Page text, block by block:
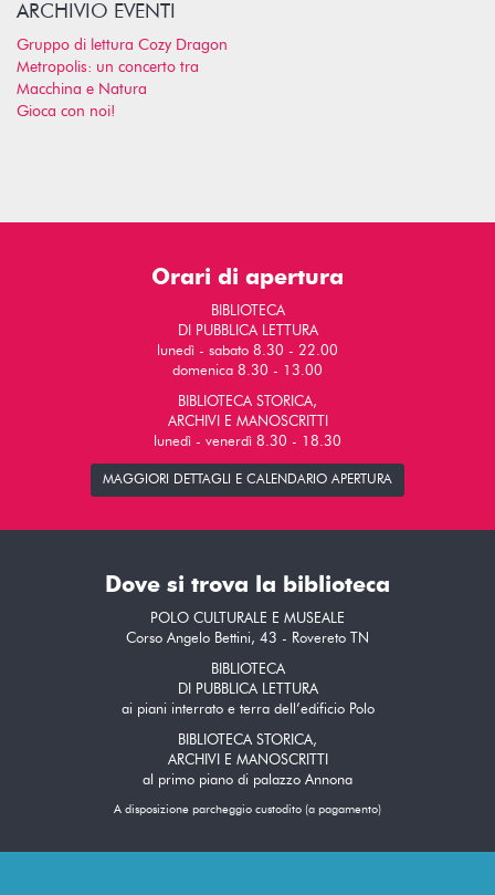
ARCHIVIO EVENTI
Gruppo di lettura Cozy Dragon
Metropolis: un concerto tra
Macchina e Natura
Gioca con noi!
Orari di apertura
BIBLIOTECA
DI PUBBLICA LETTURA
lunedì - sabato 8.30 - 22.00
domenica 8.30 - 13.00
BIBLIOTECA STORICA,
ARCHIVI E MANOSCRITTI
lunedì - venerdì 8.30 - 18.30
MAGGIORI DETTAGLI E CALENDARIO APERTURA
Dove si trova la biblioteca
POLO CULTURALE E MUSEALE
Corso Angelo Bettini, 43 - Rovereto TN
BIBLIOTECA
DI PUBBLICA LETTURA
ai piani interrato e terra dell’edificio Polo
BIBLIOTECA STORICA,
ARCHIVI E MANOSCRITTI
al primo piano di palazzo Annona
A disposizione parcheggio custodito (a pagamento)